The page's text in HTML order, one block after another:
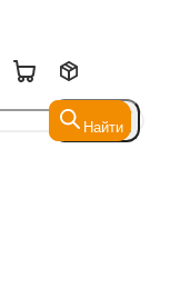
Найти
Найти